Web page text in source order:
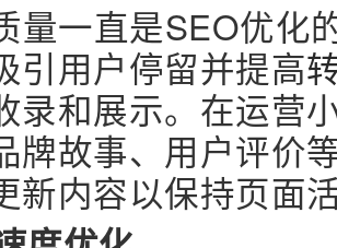
量一直是SEO优化
引用户停留并提高
录和展示。在运营
牌故事、用户评价
新内容以保持页面